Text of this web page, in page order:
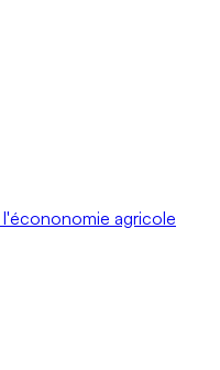
agricole